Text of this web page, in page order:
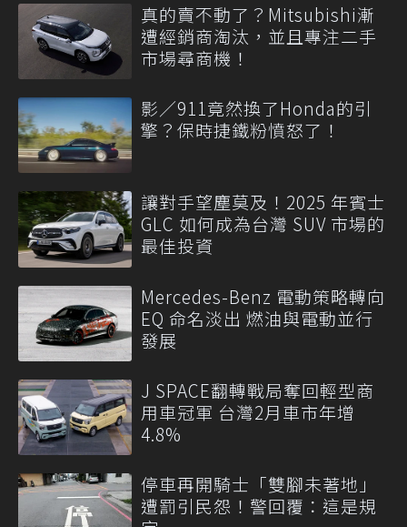
真的賣不動了？Mitsubishi漸
遭經銷商淘汰，並且專注二手
市場尋商機！
影／911竟然換了Honda的引
擎？保時捷鐵粉憤怒了！
讓對手望塵莫及！2025 年賓士
GLC 如何成為台灣 SUV 市場的
最佳投資
Mercedes-Benz 電動策略轉向
EQ 命名淡出 燃油與電動並行
發展
J SPACE翻轉戰局奪回輕型商
用車冠軍 台灣2月車市年增
4.8%
停車再開騎士「雙腳未著地」
遭罰引民怨！警回覆：這是規